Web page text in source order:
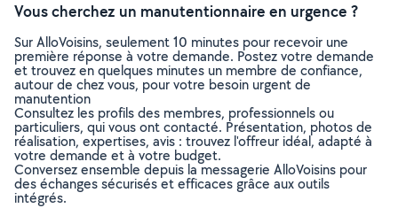
Vous cherchez un manutentionnaire en urgence ?
Sur AlloVoisins, seulement 10 minutes pour recevoir une
première réponse à votre demande. Postez votre demande
et trouvez en quelques minutes un membre de confiance,
autour de chez vous, pour votre besoin urgent de
manutention
Consultez les profils des membres, professionnels ou
particuliers, qui vous ont contacté. Présentation, photos de
réalisation, expertises, avis : trouvez l'offreur idéal, adapté à
votre demande et à votre budget.
Conversez ensemble depuis la messagerie AlloVoisins pour
des échanges sécurisés et efficaces grâce aux outils
intégrés.